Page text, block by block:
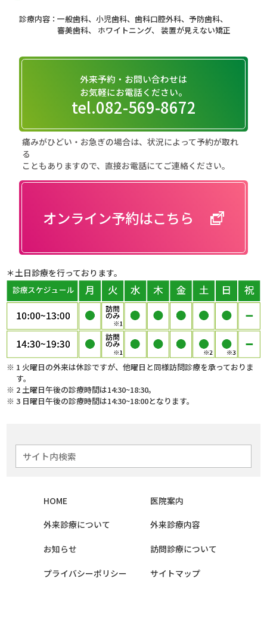
一般歯科、小児歯科、歯科口腔外科、予防歯科、
審美歯科、 ホワイトニング、 装置が見えない矯正
外来予約・お問い合わせは
お気軽にお電話ください。
tel.082-569-8672
痛みがひどい・お急ぎの場合は、状況によって予約が取れ
る
こともありますので、直接お電話にてご連絡ください。
オンライン予約はこちら
＊土日診療を行っております。
1 火曜日の外来は休診ですが、他曜日と同様訪問診療を承っておりま
す。
2 土曜日午後の診療時間は14:30~18:30。
3 日曜日午後の診療時間は14:30~18:00となります。
HOME 医院案内
外来診療について 外来診療内容
お知らせ 訪問診療について
プライバシーポリシー サイトマップ